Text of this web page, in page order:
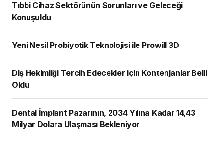
Tıbbi Cihaz Sektörünün Sorunları ve Geleceği
Konuşuldu
Yeni Nesil Probiyotik Teknolojisi ile Prowill 3D
Diş Hekimliği Tercih Edecekler için Kontenjanlar Belli
Oldu
Dental İmplant Pazarının, 2034 Yılına Kadar 14,43
Milyar Dolara Ulaşması Bekleniyor